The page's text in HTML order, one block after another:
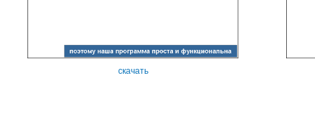
скачать